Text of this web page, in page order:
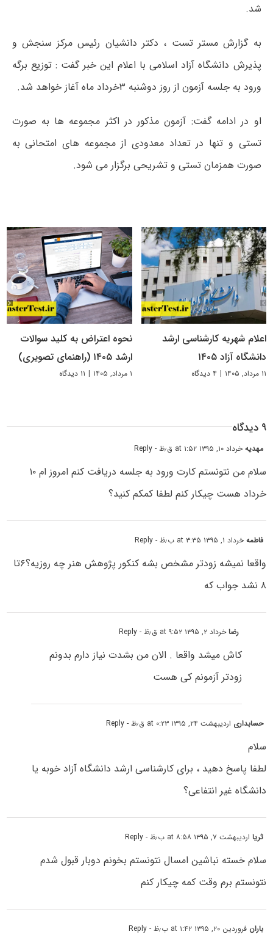
شد.
به گزارش مستر تست ، دکتر دانشیان رئیس مرکز سنجش و
پذیرش دانشگاه آزاد اسلامی با اعلام این خبر گفت : توزیع برگه
ورود به جلسه آزمون از روز دوشنبه ۳خرداد ماه آغاز خواهد شد.
او در ادامه گفت: آزمون مذکور در اکثر مجموعه ها به صورت
تستی و تنها در تعداد معدودی از مجموعه های امتحانی به
صورت همزمان تستی و تشریحی برگزار می شود.
اعلام شهریه کارشناسی ارشد
دانشگاه آزاد ۱۴۰۵
۱۱ مرداد, ۱۴۰۵ | ۴ دیدگاه
نحوه اعتراض به کلید سوالات
ارشد ۱۴۰۵ (راهنمای تصویری)
۱ مرداد, ۱۴۰۵ | ۱۱ دیدگاه
۹ دیدگاه
مهدیهخرداد ۱۰, ۱۳۹۵ at ۱:۵۲ ق٫ظ - Reply
سلام من نتونستم کارت ورود به جلسه دریافت کنم امروز ام ۱۰
خرداد هست چیکار کنم لطفا کمکم کنید؟
فاطمهخرداد ۱, ۱۳۹۵ at ۳:۳۵ ب٫ظ - Reply
واقعا نمیشه زودتر مشخص بشه کنکور پژوهش هنر چه روزیه؟۶تا
۸ نشد جواب که
رضاخرداد ۲, ۱۳۹۵ at ۹:۵۲ ق٫ظ - Reply
کاش میشد واقعا . الان من بشدت نیاز دارم بدونم
زودتر آزمونم کی هست
حسابداری اردیبهشت ۲۴, ۱۳۹۵ at ۰:۲۳ ق٫ظ - Reply
سلام
لطفا پاسخ دهید ، برای کارشناسی ارشد دانشگاه آزاد خوبه یا
دانشگاه غیر انتفاعی؟
ثریااردیبهشت ۷, ۱۳۹۵ at ۸:۵۸ ب٫ظ - Reply
سلام خسته نباشین امسال نتونستم بخونم دوبار قبول شدم
نتونستم برم وقت کمه چیکار کنم
باران فروردین ۲۰, ۱۳۹۵ at ۱:۴۲ ب٫ظ - Reply